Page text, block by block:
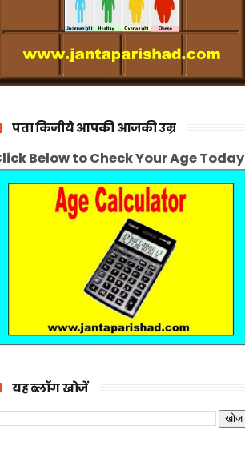
पता किजीये आपकी आजकी उम्र
Below to Check Your Age Today
यह ब्लॉग खोजें